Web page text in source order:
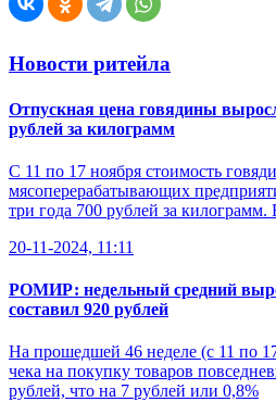
Новости ритейла
Отпускная цена говядины
рублей за килограмм
С 11 по 17 ноября стоимость
мясоперерабатывающих
три года 700 рублей за
20-11-2024, 11:11
РОМИР: недельный средний
составил 920 рублей
На прошедшей 46 неделе (с 11 по
чека на покупку товаров
рублей, что на 7 рублей или 0,8%